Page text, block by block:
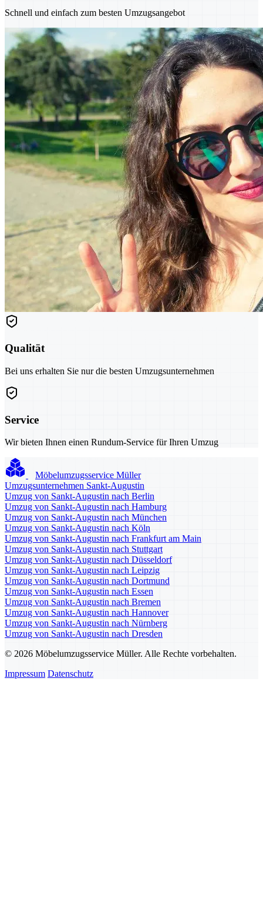
Schnell und einfach zum besten Umzugsangebot
Qualität
Bei uns erhalten Sie nur die besten Umzugsunternehmen
Service
Wir bieten Ihnen einen Rundum-Service für Ihren Umzug
Möbelumzugsservice Müller
Umzugsunternehmen Sankt-Augustin
Umzug von Sankt-Augustin nach Berlin
Umzug von Sankt-Augustin nach Hamburg
Umzug von Sankt-Augustin nach München
Umzug von Sankt-Augustin nach Köln
Umzug von Sankt-Augustin nach Frankfurt am Main
Umzug von Sankt-Augustin nach Stuttgart
Umzug von Sankt-Augustin nach Düsseldorf
Umzug von Sankt-Augustin nach Leipzig
Umzug von Sankt-Augustin nach Dortmund
Umzug von Sankt-Augustin nach Essen
Umzug von Sankt-Augustin nach Bremen
Umzug von Sankt-Augustin nach Hannover
Umzug von Sankt-Augustin nach Nürnberg
Umzug von Sankt-Augustin nach Dresden
© 2026 Möbelumzugsservice Müller. Alle Rechte vorbehalten.
Impressum Datenschutz